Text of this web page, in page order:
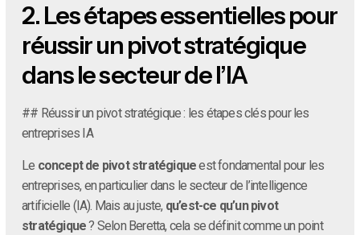
2.Les étapes essentielles pour
réussir un pivot stratégique
dans le secteur de l’IA
## Réussir un pivot stratégique : les étapes clés pour les
entreprises IA
Le concept de pivot stratégiqueest fondamental pour les
entreprises, en particulier dans le secteur de l’intelligence
artificielle (IA). Mais au juste, qu’est-ce qu’un pivot
stratégique? Selon Beretta, cela se définit comme un point